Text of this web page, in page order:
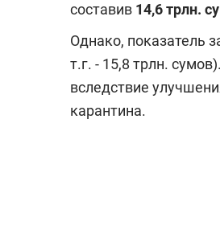
составив 14,6 трлн.
Однако, показатель
т.г. - 15,8 трлн.
вследствие
карантина.